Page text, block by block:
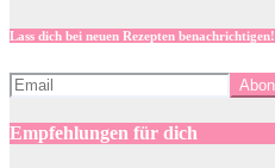
Lass dich bei neuen Rezepten benachrichtigen!
Empfehlungen für dich